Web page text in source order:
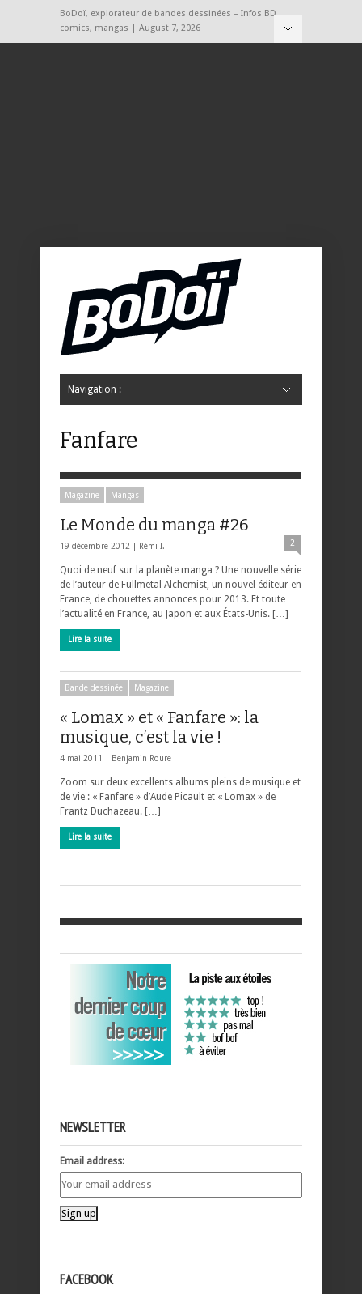
BoDoï, explorateur de bandes dessinées – Infos BD,
comics, mangas | August 7, 2026
Navigation :
Fanfare
Magazine Mangas
Le Monde du manga #26
19 décembre 2012 | Rémi I. 2
Quoi de neuf sur la planète manga ? Une nouvelle série
de l’auteur de Fullmetal Alchemist, un nouvel éditeur en
France, de chouettes annonces pour 2013. Et toute
l’actualité en France, au Japon et aux États-Unis. […]
Lire la suite
Bande dessinée Magazine
« Lomax » et « Fanfare »: la
musique, c’est la vie !
4 mai 2011 | Benjamin Roure
Zoom sur deux excellents albums pleins de musique et
de vie : « Fanfare » d’Aude Picault et « Lomax » de
Frantz Duchazeau. […]
Lire la suite
NEWSLETTER
Email address:
FACEBOOK